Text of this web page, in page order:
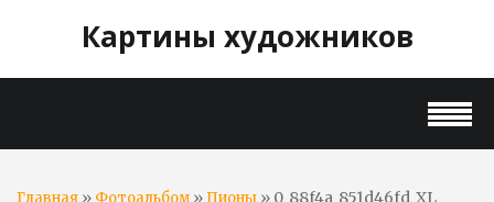
Картины художников
Главная » Фотоальбом» Пионы » 0_88f4a_851d46fd_XL